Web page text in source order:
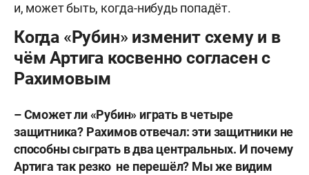
и, может быть, когда-нибудь попадёт.
Когда «Рубин» изменит схему и в
чём Артига косвенно согласен с
Рахимовым
– Сможет ли «Рубин» играть в четыре
защитника? Рахимов отвечал: эти защитники не
способны сыграть в два центральных. И почему
Артига так резко не перешёл? Мы же видим